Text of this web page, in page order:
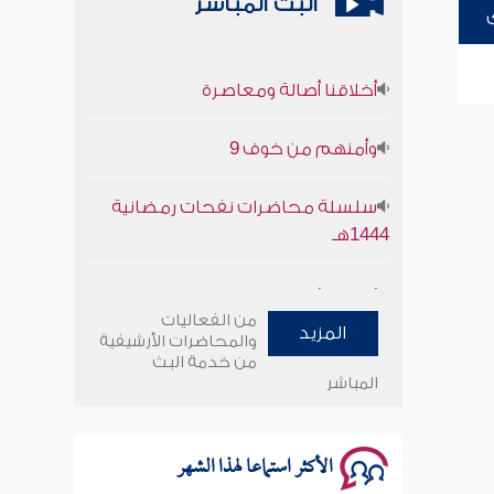
1444هـ
وأمنهم من خوف 9
سلسلة محاضرات نفحات رمضانية
المزيد
من الفعاليات
والمحاضرات الأرشيفية
من خدمة البث
المباشر
الأكثر استماعا لهذا الشهر